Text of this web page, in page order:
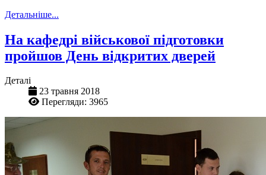
Детальніше...
На кафедрі військової підготовки
пройшов День відкритих дверей
Деталі
23 травня 2018
Перегляди: 3965